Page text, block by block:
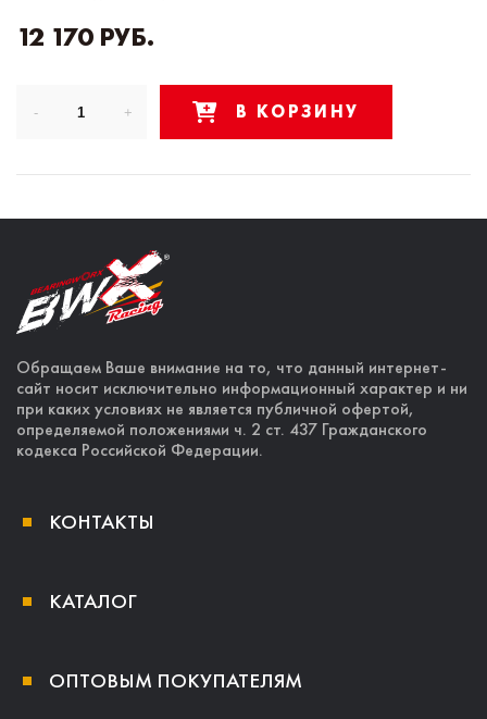
12 170 РУБ.
В КОРЗИНУ
Обращаем Ваше внимание на то, что данный интернет-
сайт носит исключительно информационный характер и ни
при каких условиях не является публичной офертой,
определяемой положениями ч. 2 ст. 437 Гражданского
кодекса Российской Федерации.
КОНТАКТЫ
КАТАЛОГ
ОПТОВЫМ ПОКУПАТЕЛЯМ